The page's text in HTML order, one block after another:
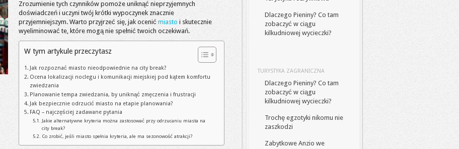
Zrozumienie tych czynników pomoże uniknąć nieprzyjemnych
doświadczeń i uczyni twój krótki wypoczynek znacznie
przyjemniejszym. Warto przyjrzeć się, jak ocenić miasto i skutecznie
wyeliminować te, które mogą nie spełnić twoich oczekiwań.
W tym artykule przeczytasz
Jak rozpoznać miasto nieodpowiednie na city break?
Ocena lokalizacji noclegu i komunikacji miejskiej pod kątem komfortu
zwiedzania
Planowanie tempa zwiedzania, by uniknąć zmęczenia i frustracji
Jak bezpiecznie odrzucić miasto na etapie planowania?
FAQ – najczęściej zadawane pytania
Jakie alternatywne kryteria można zastosować przy odrzucaniu miasta na
city break?
Co zrobić, jeśli miasto spełnia kryteria, ale ma sezonowość atrakcji?
Dlaczego Pieniny? Co tam
zobaczyć w ciągu
kilkudniowej wycieczki?
TURYSTYKA ZAGRANICZNA
Dlaczego Pieniny? Co tam
zobaczyć w ciągu
kilkudniowej wycieczki?
Trochę egzotyki nikomu nie
zaszkodzi
Zabytkowe Anzio we